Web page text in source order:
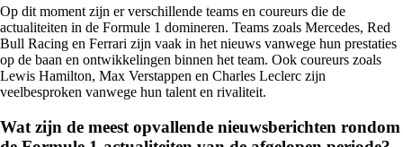
Op dit moment zijn er verschillende teams en coureurs die de
actualiteiten in de Formule 1 domineren. Teams zoals Mercedes, Red
Bull Racing en Ferrari zijn vaak in het nieuws vanwege hun prestaties
op de baan en ontwikkelingen binnen het team. Ook coureurs zoals
Lewis Hamilton, Max Verstappen en Charles Leclerc zijn
veelbesproken vanwege hun talent en rivaliteit.
Wat zijn de meest opvallende nieuwsberichten rondom